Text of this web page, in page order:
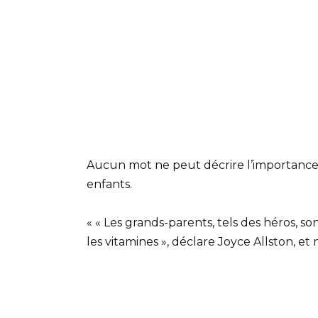
Aucun mot ne peut décrire
enfants.
« « Les grands-parents, tels des héros,
les vitamines », déclare Joyce Allston, et